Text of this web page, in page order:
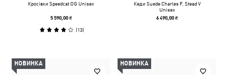
Кросівки Speedcat OG Unisex
5 590,00 ₴
(13)
Кеди Suede Charles F. Stead V
Unisex
6 490,00 ₴
НОВИНКА НОВИНКА